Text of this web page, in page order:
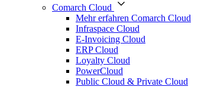
Comarch Cloud
Mehr erfahren Comarch Cloud
Infraspace Cloud
E-Invoicing Cloud
ERP Cloud
Loyalty Cloud
PowerCloud
Public Cloud & Private Cloud